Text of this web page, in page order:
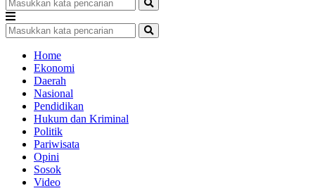
Home
Ekonomi
Daerah
Nasional
Pendidikan
Hukum dan Kriminal
Politik
Pariwisata
Opini
Sosok
Video